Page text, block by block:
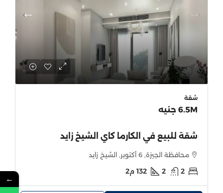
شقة
6.5M جنيه
شقة للبيع في الكارما كاي الشيخ زايد
محافظة الجيزة, 6 أكتوبر, الشيخ زايد
2
2
132 م2
←